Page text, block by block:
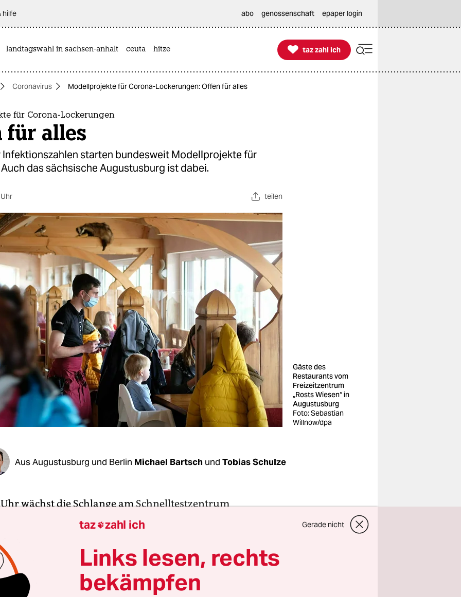
hilfe abo genossenschaft epaper login
landtagswahl in sachsen-anhalt ceuta hitze 
taz zahl ich
taz zahl ich
Coronavirus Modellprojekte für Corona-Lockerungen: Offen für alles
für Corona-Lockerungen
für alles
Infektionszahlen starten bundesweit Modellprojekte für
das sächsische Augustusburg ist dabei.
teilen
Gäste des
Restaurants vom
Freizeitzentrum
„Rosts Wiesen“ in
Augustusburg
Foto: Sebastian
Willnow/dpa
Aus Augustusburg und Berlin Michael Bartsch und Tobias Schulze
wächst die Schlange amSchnelltestzentrum
rapide. Um elf Uhr öffnen die Gaststätten im Ort, auch
hat seit Dienstag wieder auf, und rund 30 Personen wollen
keine Minute verpassen. Sie wollen den QR-
für einen Tag den negativen Coronatest bescheinigt
in der sächsischen Kleinstadt öffnet.
taz zahl ich Gerade nicht
Links lesen, rechts
bekämpfen